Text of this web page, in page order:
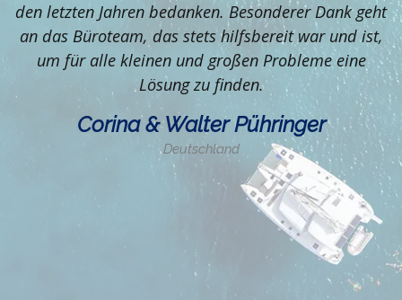
den letzten Jahren bedanken. Besonderer Dank geht
an das Büroteam, das stets hilfsbereit war und ist,
um für alle kleinen und großen Probleme eine
Lösung zu finden.
Corina & Walter Pühringer
Deutschland